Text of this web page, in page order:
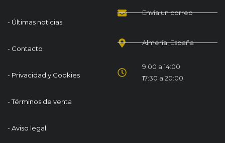
- Últimas noticias
- Contacto
- Privacidad y Cookies
- Términos de venta
- Aviso legal
Envía un correo
Almería, España
9:00 a 14:00
17:30 a 20:00